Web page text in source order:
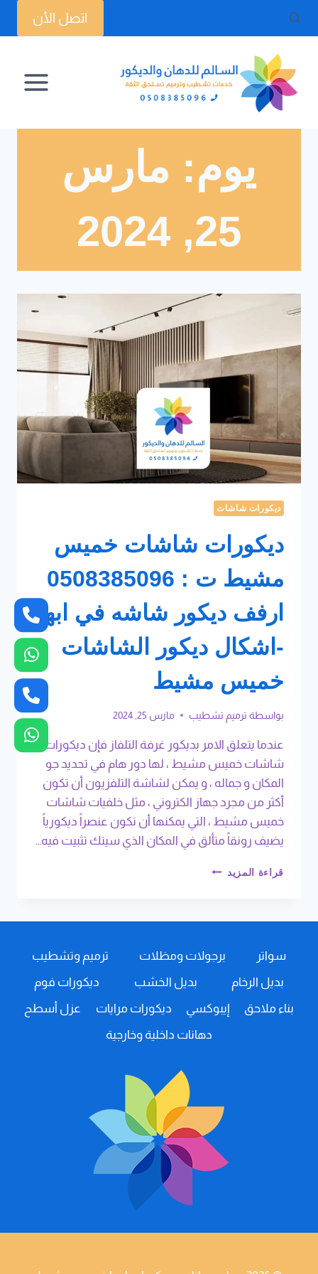
التجاوز
اتصل الأن
يوم: مارس
25, 2024
ديكورات شاشات
ديكورات شاشات خميس
مشيط ت : 0508385096
ارفف ديكور شاشه في ابها
-اشكال ديكور الشاشات
خميس مشيط
بواسطة ترميم تشطيب مارس 25, 2024
عندما يتعلق الامر بديكور غرفة التلفاز فإن ديكورات
شاشات خميس مشيط ، لها دور هام في تحديد جو
المكان و جماله ، و يمكن لشاشة التلفزيون أن تكون
أكثر من مجرد جهاز الكتروني ، مثل خلفيات شاشات
خميس مشيط ، التي يمكنها أن تكون عنصراً ديكورياً
يضيف رونقاً متألق في المكان الذي سيتك تثبيت فيه…
قراءة المزيد ديكورات
0508385096
شاشه
في
الشاشات
مشيط
سواتر برجولات ومظلات
ترميم وتشطيب
بديل الرخام
بديل الخشب
ديكورات فوم
بناء ملاحق
إيبوكسي ديكورات مرايات
عزل أسطح
دهانات داخلية وخارجية